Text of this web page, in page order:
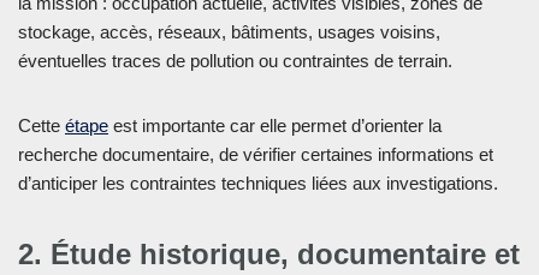
stockage, accès, réseaux, bâtiments, usages voisins,
éventuelles traces de pollution ou contraintes de terrain.
Cette étape est importante car elle permet d’orienter la
recherche documentaire, de vérifier certaines informations et
d’anticiper les contraintes techniques liées aux investigations.
2. Étude historique, documentaire et